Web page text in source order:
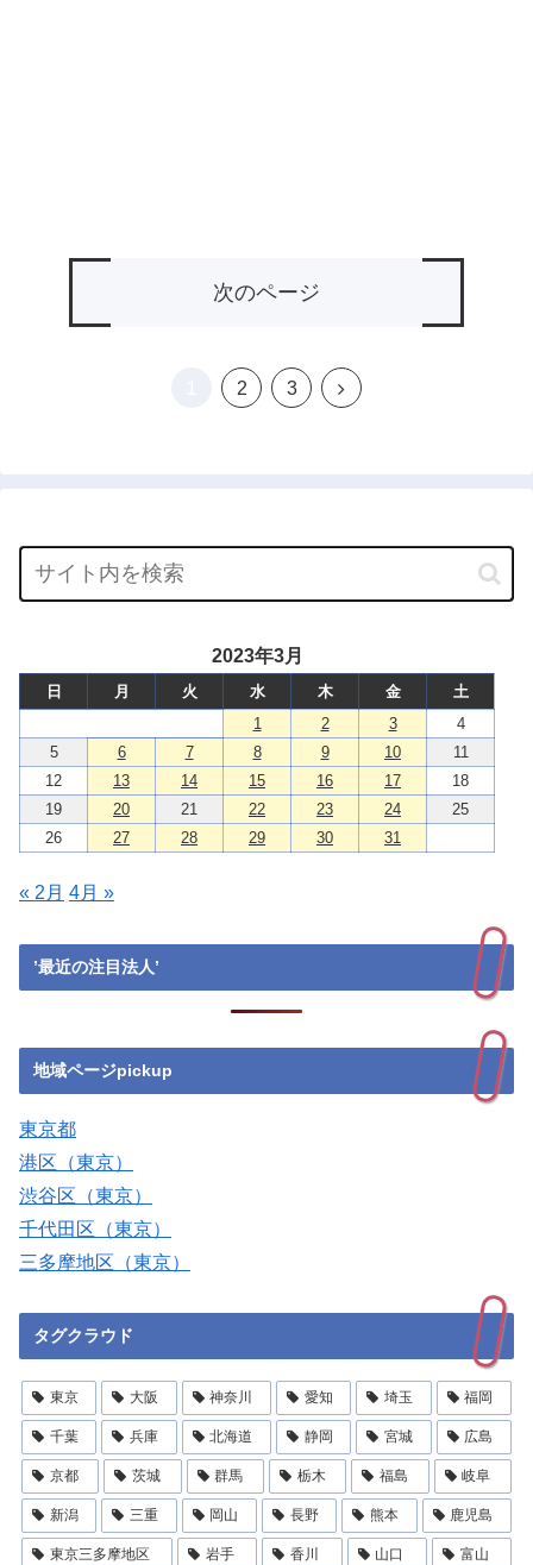
次のページ
2 3
次
2023年3月
日 月 火 水 木 金
土
1
2 3
4
5
6 7 8 9 10
11
12
13 14 15 16 17
18
19
20 21 22 23 24
25
26
27 28 29 30 31
« 2月 4月 »
’最近の注目法人’
地域ページpickup
東京都
港区（東京）
渋谷区（東京）
千代田区（東京）
三多摩地区（東京）
タグクラウド
東京 大阪 神奈川 愛知 埼玉 福岡
千葉 兵庫 北海道 静岡 宮城 広島
京都 茨城 群馬 栃木 福島 岐阜
新潟 三重 岡山 長野 熊本 鹿児島
東京三多摩地区 岩手 香川 山口 富山